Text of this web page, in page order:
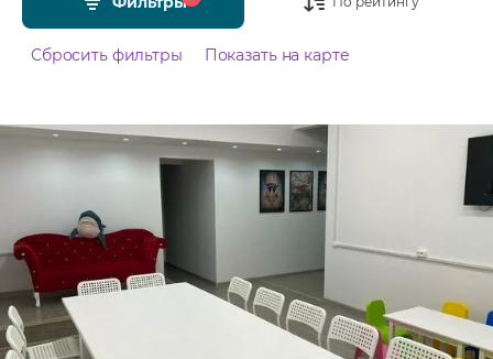
5 и стоимостью от 1500 рублей в час.
Сбросить фильтры Показать на карте